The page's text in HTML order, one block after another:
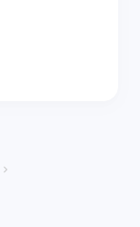
chevron_right